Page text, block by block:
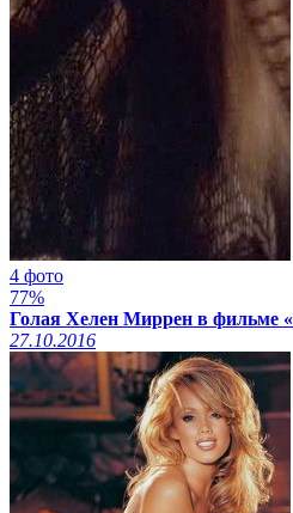
4 фото
77%
Голая Хелен Миррен в фильме
27.10.2016